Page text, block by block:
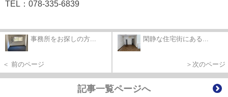
TEL：078-335-6839
事務所をお探しの方...
＜ 前のページ
閑静な住宅街にある...
＞次のページ
記事一覧ページへ